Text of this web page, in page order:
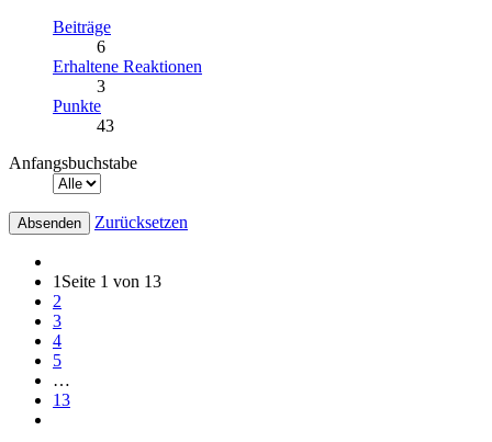
Beiträge
6
Erhaltene Reaktionen
3
Punkte
43
Anfangsbuchstabe
Zurücksetzen
1 Seite 1 von 13
2
3
4
5
…
13